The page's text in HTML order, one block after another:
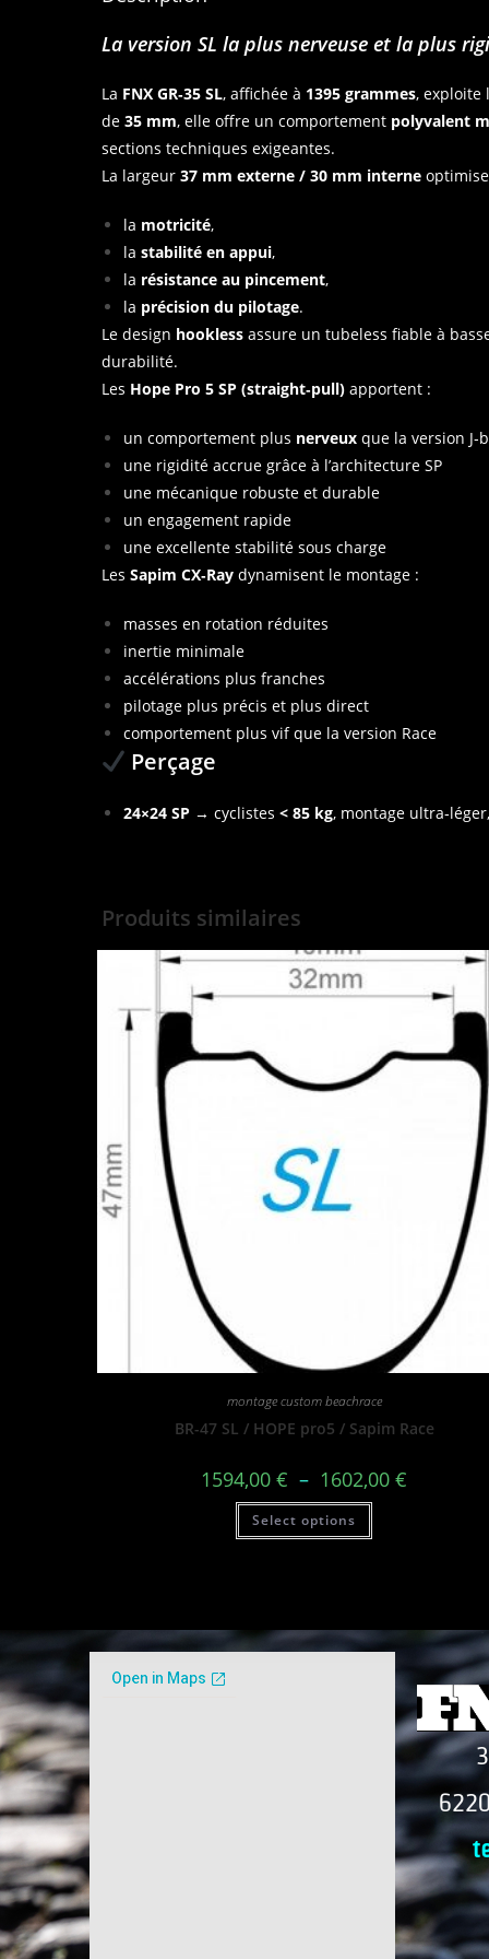
La version SL la plus nerveuse et la plus
La FNX GR‑35 SL, affichée à 1395 grammes, exploite
de 35 mm, elle offre un comportement polyvalent
sections techniques exigeantes.
La largeur 37 mm externe / 30 mm interneoptimise
la motricité,
la stabilité en appui,
la résistance au pincement,
la précision du pilotage.
Le design hooklessassure un tubeless fiable à
durabilité.
Les Hope Pro 5 SP (straight‑pull)apportent :
un comportement plus nerveuxque la version
une rigidité accrue grâce à l’architecture SP
une mécanique robuste et durable
un engagement rapide
une excellente stabilité sous charge
Les Sapim CX‑Raydynamisent le montage :
masses en rotation réduites
inertie minimale
accélérations plus franches
pilotage plus précis et plus direct
comportement plus vif que la version Race
Perçage
24×24 SP → cyclistes < 85 kg, montage
Produits similaires
montage custom beachrace
BR-47 SL / HOPE pro5 / Sapim Race
1594,00€ – 1602,00€
Select options